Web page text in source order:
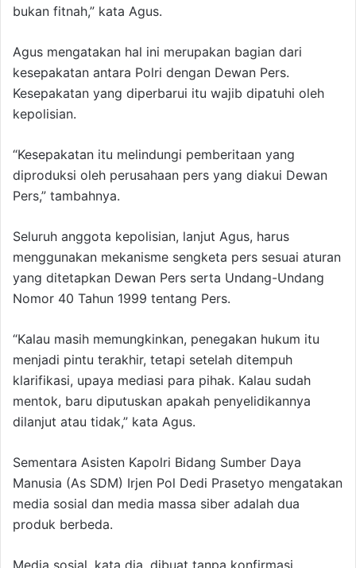
bukan fitnah,” kata Agus.
Agus mengatakan hal ini merupakan bagian dari
kesepakatan antara Polri dengan Dewan Pers.
Kesepakatan yang diperbarui itu wajib dipatuhi oleh
kepolisian.
“Kesepakatan itu melindungi pemberitaan yang
diproduksi oleh perusahaan pers yang diakui Dewan
Pers,” tambahnya.
Seluruh anggota kepolisian, lanjut Agus, harus
menggunakan mekanisme sengketa pers sesuai aturan
yang ditetapkan Dewan Pers serta Undang-Undang
Nomor 40 Tahun 1999 tentang Pers.
“Kalau masih memungkinkan, penegakan hukum itu
menjadi pintu terakhir, tetapi setelah ditempuh
klarifikasi, upaya mediasi para pihak. Kalau sudah
mentok, baru diputuskan apakah penyelidikannya
dilanjut atau tidak,” kata Agus.
Sementara Asisten Kapolri Bidang Sumber Daya
Manusia (As SDM) Irjen Pol Dedi Prasetyo mengatakan
media sosial dan media massa siber adalah dua
produk berbeda.